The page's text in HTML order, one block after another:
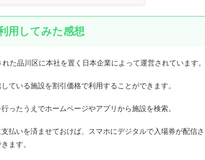
用してみた感想
た品川区に本社を置く日本企業によって運営されています。
ている施設を割引価格で利用することができます。
ったうえでホームページやアプリから施設を検索。
払いを済ませておけば、スマホにデジタルで入場券が配信さ
ます。